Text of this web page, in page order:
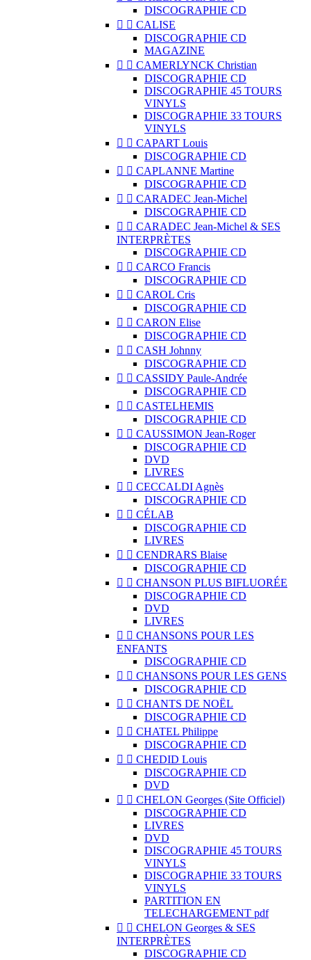
DISCOGRAPHIE CD
  CALISE
DISCOGRAPHIE CD
MAGAZINE
  CAMERLYNCK Christian
DISCOGRAPHIE CD
DISCOGRAPHIE 45 TOURS
VINYLS
DISCOGRAPHIE 33 TOURS
VINYLS
  CAPART Louis
DISCOGRAPHIE CD
  CAPLANNE Martine
DISCOGRAPHIE CD
  CARADEC Jean-Michel
DISCOGRAPHIE CD
  CARADEC Jean-Michel & SES
INTERPRÈTES
DISCOGRAPHIE CD
  CARCO Francis
DISCOGRAPHIE CD
  CAROL Cris
DISCOGRAPHIE CD
  CARON Elise
DISCOGRAPHIE CD
  CASH Johnny
DISCOGRAPHIE CD
  CASSIDY Paule-Andrée
DISCOGRAPHIE CD
  CASTELHEMIS
DISCOGRAPHIE CD
  CAUSSIMON Jean-Roger
DISCOGRAPHIE CD
DVD
LIVRES
  CECCALDI Agnès
DISCOGRAPHIE CD
  CÉLAB
DISCOGRAPHIE CD
LIVRES
  CENDRARS Blaise
DISCOGRAPHIE CD
  CHANSON PLUS BIFLUORÉE
DISCOGRAPHIE CD
DVD
LIVRES
  CHANSONS POUR LES
ENFANTS
DISCOGRAPHIE CD
  CHANSONS POUR LES GENS
DISCOGRAPHIE CD
  CHANTS DE NOËL
DISCOGRAPHIE CD
  CHATEL Philippe
DISCOGRAPHIE CD
  CHEDID Louis
DISCOGRAPHIE CD
DVD
  CHELON Georges (Site Officiel)
DISCOGRAPHIE CD
LIVRES
DVD
DISCOGRAPHIE 45 TOURS
VINYLS
DISCOGRAPHIE 33 TOURS
VINYLS
PARTITION EN
TELECHARGEMENT pdf
  CHELON Georges & SES
INTERPRÈTES
DISCOGRAPHIE CD